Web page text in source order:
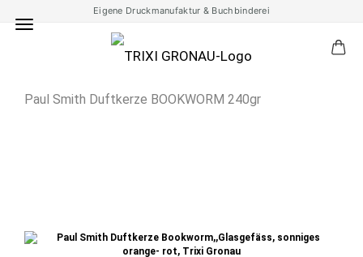
Eigene Druckmanufaktur & Buchbinderei
Paul Smith Duftkerze BOOKWORM 240gr